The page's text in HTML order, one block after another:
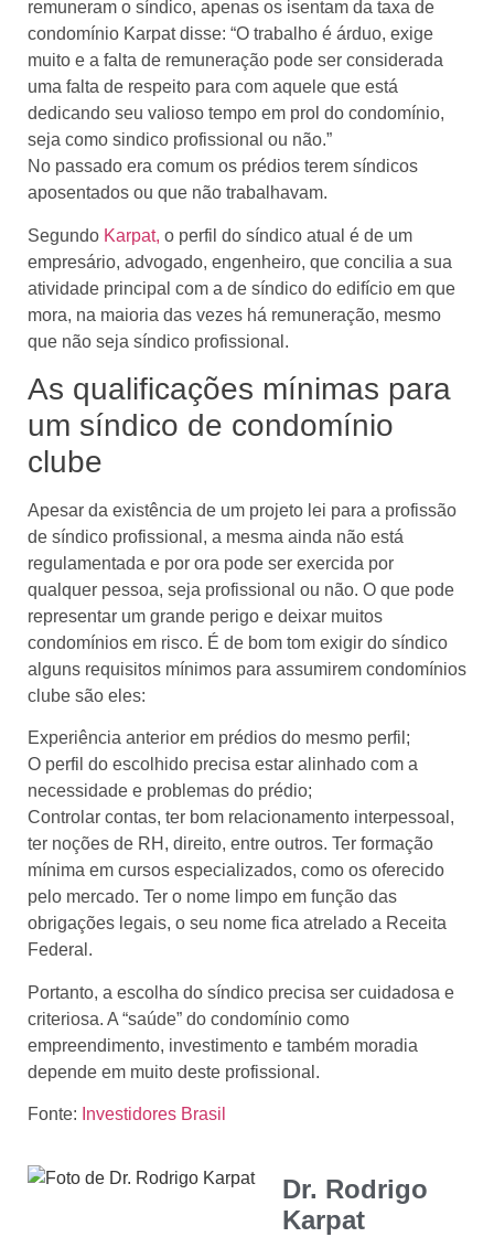
remuneram o síndico, apenas os isentam da taxa de
condomínio Karpat disse: “O trabalho é árduo, exige
muito e a falta de remuneração pode ser considerada
uma falta de respeito para com aquele que está
dedicando seu valioso tempo em prol do condomínio,
seja como sindico profissional ou não.”
No passado era comum os prédios terem síndicos
aposentados ou que não trabalhavam.
Segundo Karpat, o perfil do síndico atual é de um
empresário, advogado, engenheiro, que concilia a sua
atividade principal com a de síndico do edifício em que
mora, na maioria das vezes há remuneração, mesmo
que não seja síndico profissional.
As qualificações mínimas para
um síndico de condomínio
clube
Apesar da existência de um projeto lei para a profissão
de síndico profissional, a mesma ainda não está
regulamentada e por ora pode ser exercida por
qualquer pessoa, seja profissional ou não. O que pode
representar um grande perigo e deixar muitos
condomínios em risco. É de bom tom exigir do síndico
alguns requisitos mínimos para assumirem condomínios
clube são eles:
Experiência anterior em prédios do mesmo perfil;
O perfil do escolhido precisa estar alinhado com a
necessidade e problemas do prédio;
Controlar contas, ter bom relacionamento interpessoal,
ter noções de RH, direito, entre outros. Ter formação
mínima em cursos especializados, como os oferecido
pelo mercado. Ter o nome limpo em função das
obrigações legais, o seu nome fica atrelado a Receita
Federal.
Portanto, a escolha do síndico precisa ser cuidadosa e
criteriosa. A “saúde” do condomínio como
empreendimento, investimento e também moradia
depende em muito deste profissional.
Fonte: Investidores Brasil
Dr. Rodrigo
Karpat